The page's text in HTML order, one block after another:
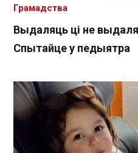
Выдаляць ці не
Спытайце у педыятра
Грамадства